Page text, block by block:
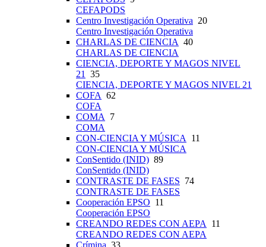
CEFAPODS
Centro Investigación Operativa 20
Centro Investigación Operativa
CHARLAS DE CIENCIA 40
CHARLAS DE CIENCIA
CIENCIA, DEPORTE Y MAGOS NIVEL
21
35
CIENCIA, DEPORTE Y MAGOS NIVEL 21
COFA 62
COFA
COMA
7
COMA
CON-CIENCIA Y MÚSICA
11
CON-CIENCIA Y MÚSICA
ConSentido (INID) 89
ConSentido (INID)
CONTRASTE DE FASES 74
CONTRASTE DE FASES
Cooperación EPSO 11
Cooperación EPSO
CREANDO REDES CON AEPA
11
CREANDO REDES CON AEPA